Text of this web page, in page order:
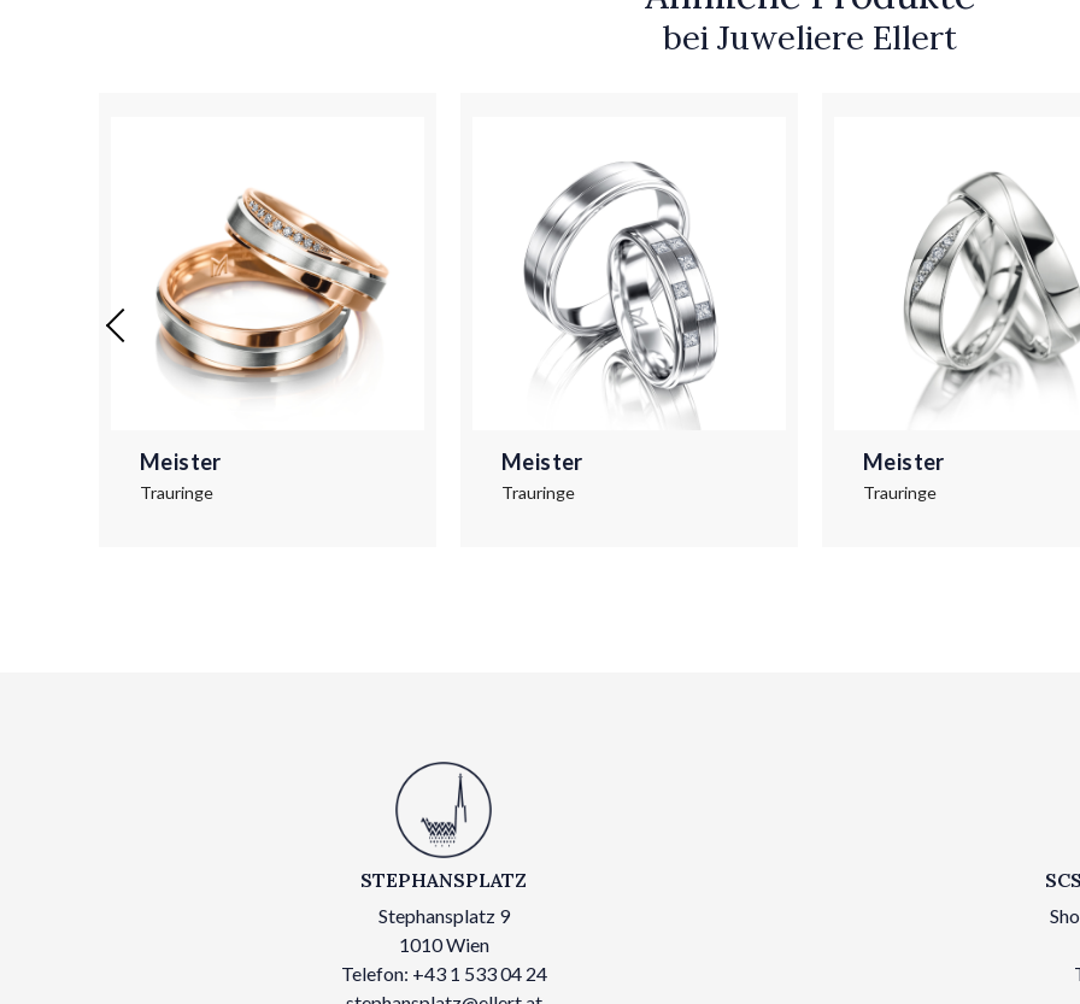
bei Juweliere Ellert
Meister
Trauringe
Meister
Trauringe
Meister
Trauringe
STEPHANSPLATZ
Stephansplatz 9
1010 Wien
Telefon: +43 1 533 04 24